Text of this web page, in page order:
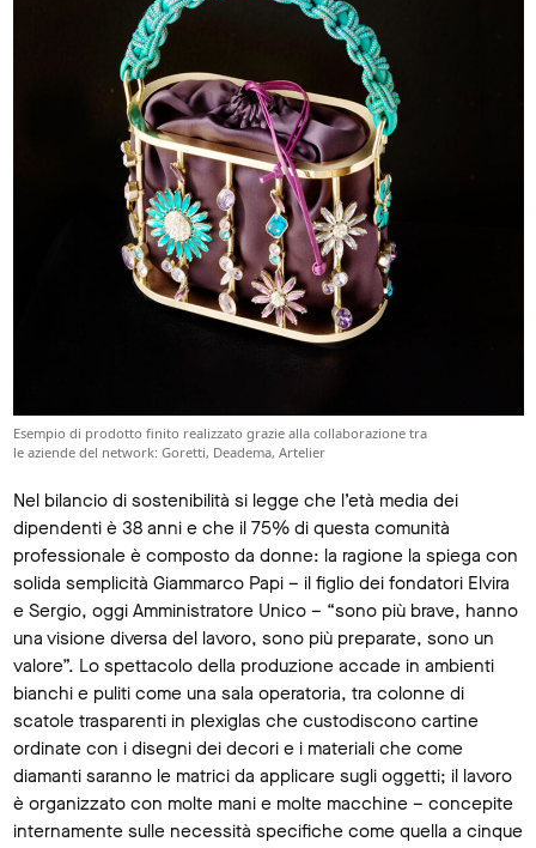
Esempio di prodotto finito realizzato grazie alla collaborazione tra
le aziende del network: Goretti, Deadema, Artelier
Nel bilancio di sostenibilità si legge che l’età media dei
dipendenti è 38 anni e che il 75% di questa comunità
professionale è composto da donne: la ragione la spiega con
solida semplicità Giammarco Papi – il figlio dei fondatori Elvira
e Sergio, oggi Amministratore Unico – “sono più brave, hanno
una visione diversa del lavoro, sono più preparate, sono un
valore”. Lo spettacolo della produzione accade in ambienti
bianchi e puliti come una sala operatoria, tra colonne di
scatole trasparenti in plexiglas che custodiscono cartine
ordinate con i disegni dei decori e i materiali che come
diamanti saranno le matrici da applicare sugli oggetti; il lavoro
è organizzato con molte mani e molte macchine – concepite
internamente sulle necessità specifiche come quella a cinque